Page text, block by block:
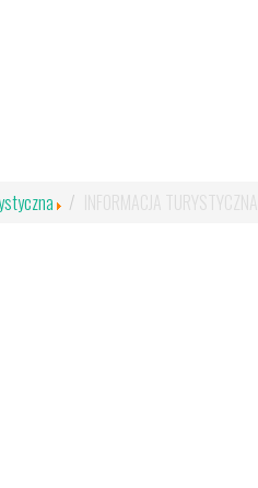
INFORMACJA TURYSTYCZNA